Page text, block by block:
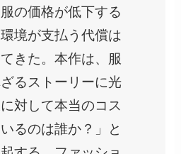
の価格が低下する
境が支払う代償は
きた。本作は、服
るストーリーに光
対して本当のコス
るのは誰か？」と